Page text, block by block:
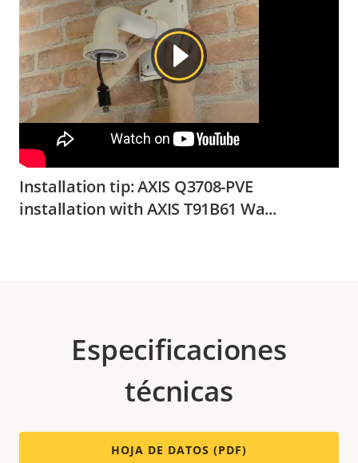
Installation tip: AXIS Q3708-PVE
installation with AXIS T91B61 Wa...
Especificaciones
técnicas
HOJA DE DATOS (PDF)